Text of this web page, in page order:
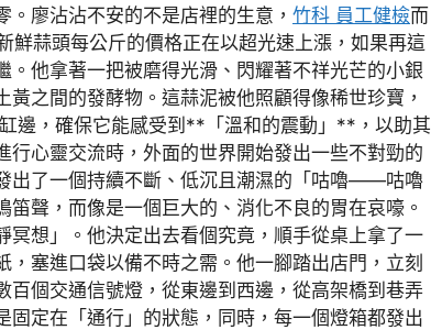
廖沾沾不安的不是店裡的生意， 竹科 員工健檢而
蒜頭每公斤的價格正在以超光速上漲，如果再這
他拿著一把被磨得光滑、閃耀著不祥光芒的小銀
之間的發酵物。這蒜泥被他照顧得像稀世珍寶，
邊，確保它能感受到**「溫和的震動」**，以助其
心靈交流時，外面的世界開始發出一些不對勁的
出了一個持續不斷、低沉且潮濕的「咕嚕——咕嚕
聲，而像是一個巨大的、消化不良的胃在哀嚎。
想」。他決定出去看個究竟，順手從桌上拿了一
塞進口袋以備不時之需。他一腳踏出店門，立刻
個交通信號燈，從東邊到西邊，從高架橋到巷弄
定在「通行」的狀態，同時，每一個燈箱都發出